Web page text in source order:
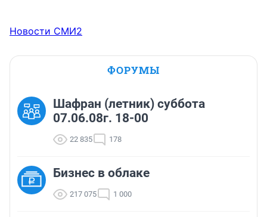
Новости СМИ2
ФОРУМЫ
Шафран (летник) суббота
07.06.08г. 18-00
22 835 178
Бизнес в облаке
217 075 1 000